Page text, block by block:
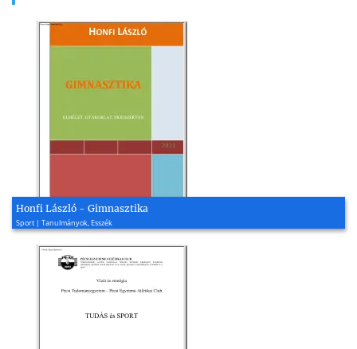
Honfi László - Gimnasztika
Sport | Tanulmányok, Esszék